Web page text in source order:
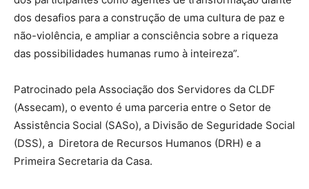
dos desafios para a construção de uma cultura de paz e
não-violência, e ampliar a consciência sobre a riqueza
das possibilidades humanas rumo à inteireza”.
Patrocinado pela Associação dos Servidores da CLDF
(Assecam), o evento é uma parceria entre o Setor de
Assistência Social (SASo), a Divisão de Seguridade Social
(DSS), a Diretora de Recursos Humanos (DRH) e a
Primeira Secretaria da Casa.